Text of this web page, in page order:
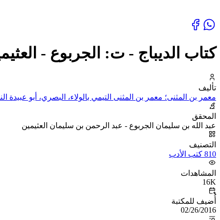
كتاب الديباج - ت: الجربوع -
تأليف
معمر بن المثنى؛ معمر بن المثنى التيمي بالولاء، البصري، أبو عبيدة
المحقق
عبد الله بن سليمان الجربوع - عبد الرحمن بن سليمان العثيمين
التصنيف
810 كتب الأدب
المشاهدات
16K
أُضيف للمكتبة
02/26/2016